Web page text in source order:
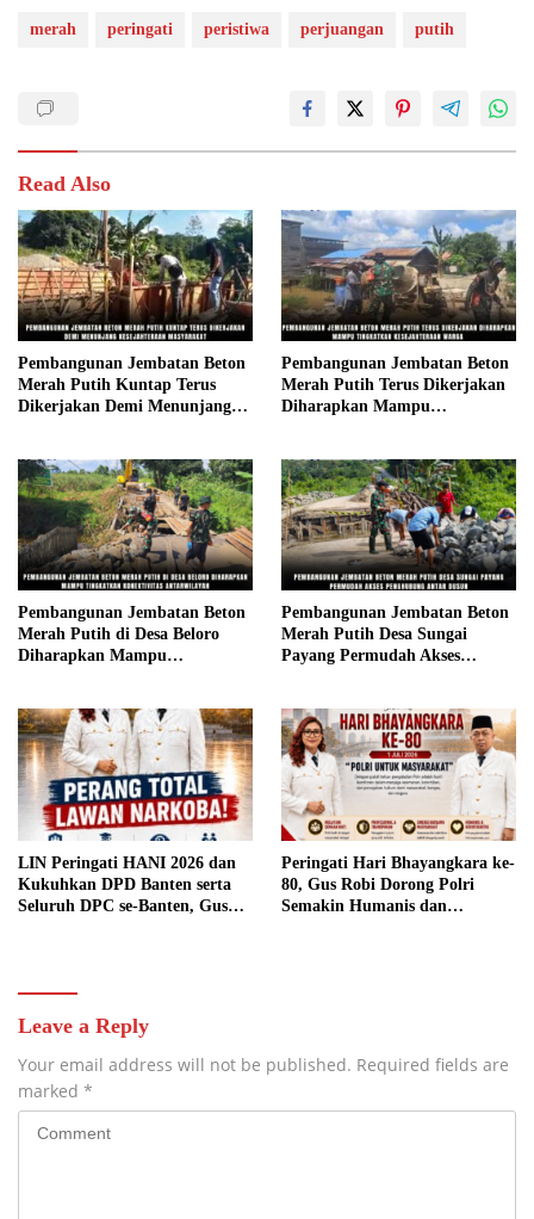
merah peringati peristiwa perjuangan putih
Read Also
Pembangunan Jembatan Beton
Merah Putih Kuntap Terus
Dikerjakan Demi Menunjang
Pembangunan Jembatan Beton
Merah Putih Terus Dikerjakan
Diharapkan Mampu
Pembangunan Jembatan Beton
Merah Putih di Desa Beloro
Diharapkan Mampu
Pembangunan Jembatan Beton
Merah Putih Desa Sungai
Payang Permudah Akses
LIN Peringati HANI 2026 dan
Kukuhkan DPD Banten serta
Seluruh DPC se-Banten, Gus
Peringati Hari Bhayangkara ke-
80, Gus Robi Dorong Polri
Semakin Humanis dan
Leave a Reply
Your email address will not be published. Required fields are
marked *